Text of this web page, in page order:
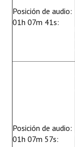
Posición de audio:
01h 07m 41s:
Posición de audio:
01h 07m 57s: